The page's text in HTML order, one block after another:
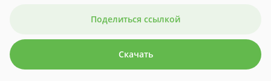
Поделиться ссылкой
Скачать